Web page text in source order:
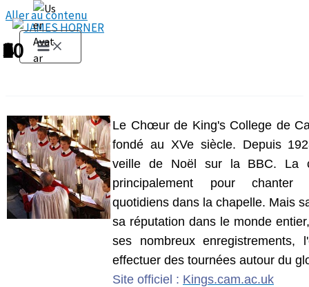
Aller au contenu
Le Chœur de King's College de
fondé au XVe siècle. Depuis
veille de Noël sur la BBC. La
principalement pour chanter
quotidiens dans la chapelle. Mais
sa réputation dans le monde
ses nombreux enregistrements,
effectuer des tournées autour du
Site officiel : Kings.cam.ac.uk
1
2
3
4
5
6
7
8
9
10